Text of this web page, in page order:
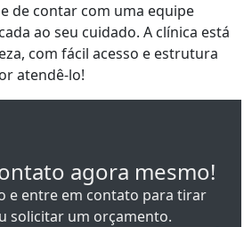
de contar com uma equipe
ao seu cuidado. A clínica está
com fácil acesso e estrutura
atendê-lo!
agora mesmo!
e entre em contato para tirar
solicitar um orçamento.